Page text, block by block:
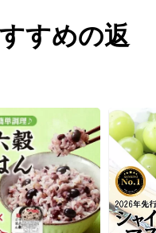
い、舂米・平林・穂
下のダイヤモンド富士
られます。
夏季と冬季の気温差
過疎化も進行してい
口の増加を推進してい
、豊かな自然の中
皆さまにとって、ふ
すめの返